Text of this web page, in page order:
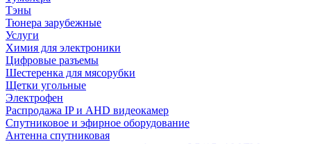
Тэны
Тюнера зарубежные
Услуги
Химия для электроники
Цифровые разъемы
Шестеренка для мясорубки
Щетки угольные
Электрофен
Распродажа IP и AHD видеокамер
Спутниковое и эфирное оборудование
Антенна спутниковая